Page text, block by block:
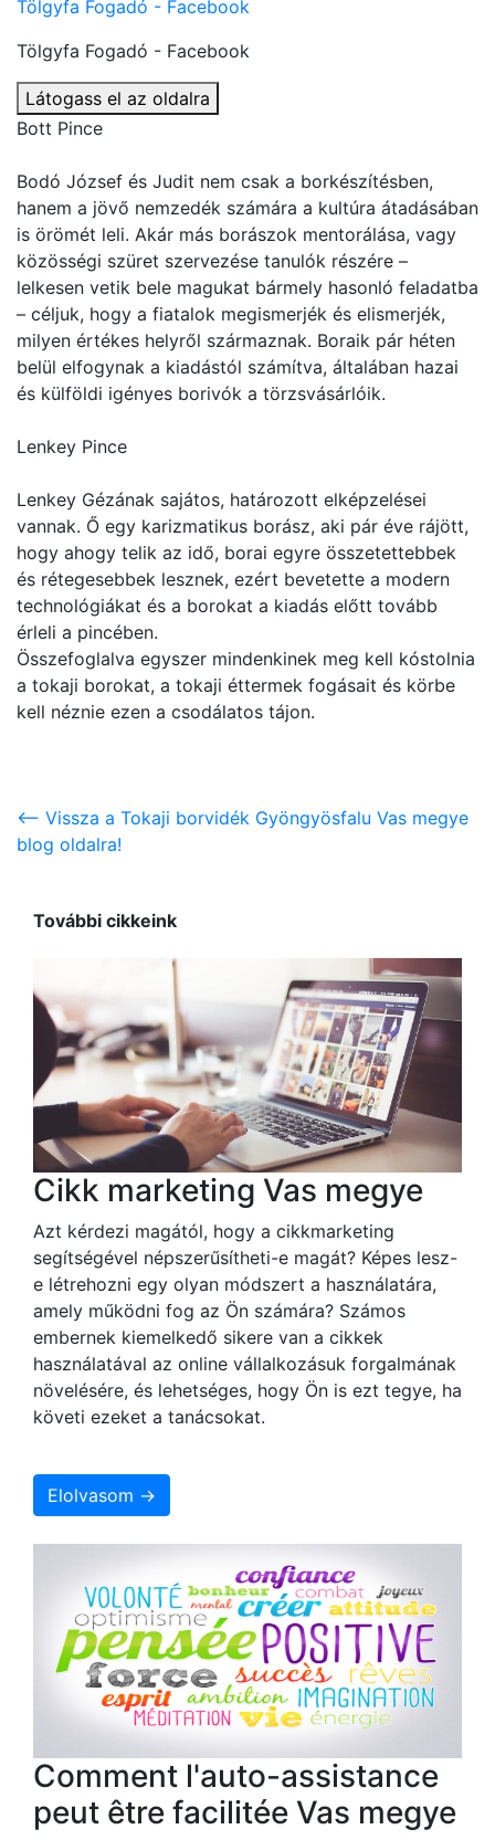
Tölgyfa Fogadó - Facebook
Tölgyfa Fogadó - Facebook
Látogass el az oldalra
Bott Pince
Bodó József és Judit nem csak a borkészítésben,
hanem a jövő nemzedék számára a kultúra átadásában
is örömét leli. Akár más borászok mentorálása, vagy
közösségi szüret szervezése tanulók részére –
lelkesen vetik bele magukat bármely hasonló feladatba
– céljuk, hogy a fiatalok megismerjék és elismerjék,
milyen értékes helyről származnak. Boraik pár héten
belül elfogynak a kiadástól számítva, általában hazai
és külföldi igényes borivók a törzsvásárlóik.
Lenkey Pince
Lenkey Gézának sajátos, határozott elképzelései
vannak. Ő egy karizmatikus borász, aki pár éve rájött,
hogy ahogy telik az idő, borai egyre összetettebbek
és rétegesebbek lesznek, ezért bevetette a modern
technológiákat és a borokat a kiadás előtt tovább
érleli a pincében.
Összefoglalva egyszer mindenkinek meg kell kóstolnia
a tokaji borokat, a tokaji éttermek fogásait és körbe
kell néznie ezen a csodálatos tájon.
<-- Vissza a Tokaji borvidék Gyöngyösfalu Vas megye
blog oldalra!
További cikkeink
Cikk marketing Vas megye
Azt kérdezi magától, hogy a cikkmarketing
segítségével népszerűsítheti-e magát? Képes lesz-
e létrehozni egy olyan módszert a használatára,
amely működni fog az Ön számára? Számos
embernek kiemelkedő sikere van a cikkek
használatával az online vállalkozásuk forgalmának
növelésére, és lehetséges, hogy Ön is ezt tegye, ha
követi ezeket a tanácsokat.
Elolvasom →
Comment l'auto-assistance
peut être facilitée Vas megye